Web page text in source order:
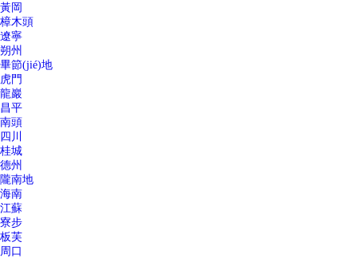
黃岡
樟木頭
遼寧
朔州
畢節(jié)地
虎門
龍巖
昌平
南頭
四川
桂城
德州
隴南地
海南
江蘇
寮步
板芙
周口